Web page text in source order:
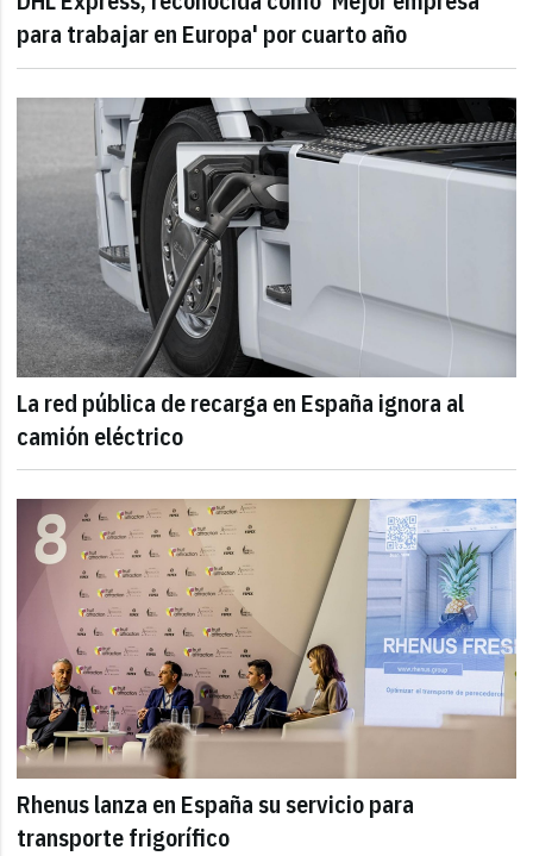
para trabajar en Europa' por cuarto año
La red pública de recarga en España ignora al
camión eléctrico
Rhenus lanza en España su servicio para
transporte frigorífico